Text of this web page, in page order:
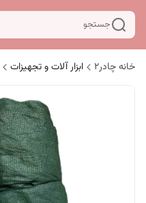
جستجو
خانه چادر۲ ابزار آلات و تجهیزات